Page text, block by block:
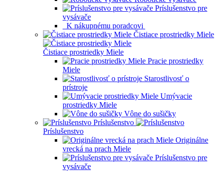
Príslušenstvo pre
vysávače
K nákupnému poradcovi
Čistiace prostriedky Miele
Čistiace prostriedky Miele
Pracie prostriedky
Miele
Starostlivosť o
prístroje
Umývacie
prostriedky Miele
Vône do sušičky
Príslušenstvo
Príslušenstvo
Originálne
vrecká na prach Miele
Príslušenstvo pre
vysávače